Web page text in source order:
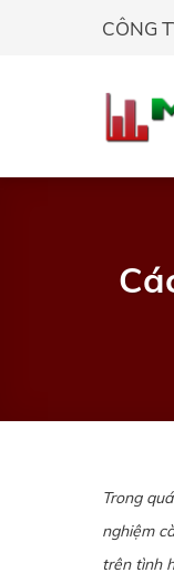
CÔNG
Trong
nghiệm
trên tình